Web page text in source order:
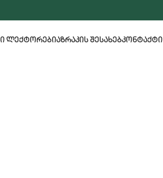
ᲚᲔᲥᲢᲝᲠᲔᲑᲘᲐᲖᲠᲐᲙᲘᲡ ᲨᲔᲡᲐᲮᲔᲑᲙᲝᲜᲢᲐᲥᲢᲘ